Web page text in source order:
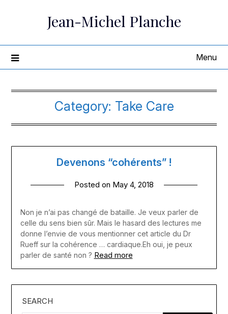
Jean-Michel Planche
Menu
Category: Take Care
Devenons “cohérents” !
Posted on May 4, 2018
Non je n’ai pas changé de bataille. Je veux parler de
celle du sens bien sûr. Mais le hasard des lectures me
donne l’envie de vous mentionner cet article du Dr
Rueff sur la cohérence … cardiaque.Eh oui, je peux
parler de santé non ? Read more
SEARCH